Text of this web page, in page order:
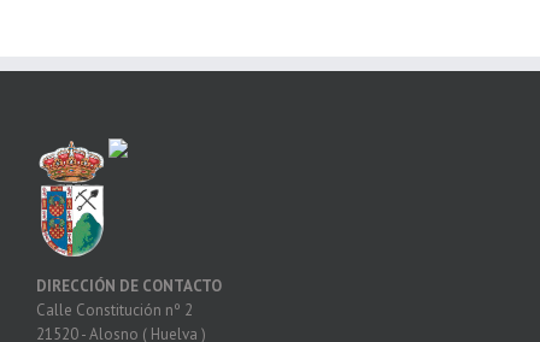
DIRECCIÓN DE CONTACTO
Calle Constitución nº 2
21520 - Alosno ( Huelva )